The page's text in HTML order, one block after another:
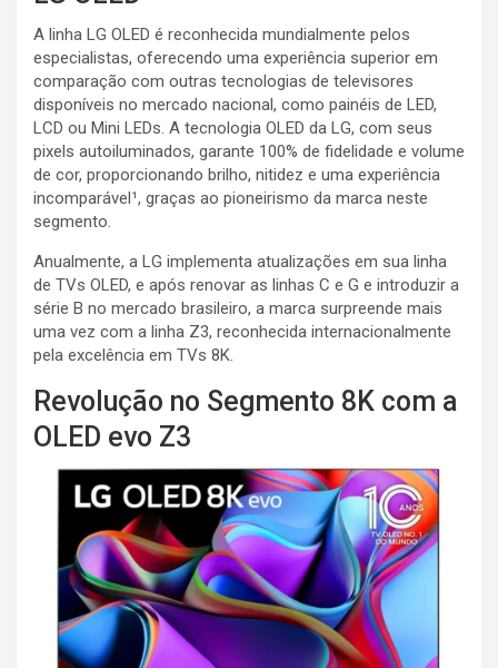
A linha LG OLED é reconhecida mundialmente pelos
especialistas, oferecendo uma experiência superior em
comparação com outras tecnologias de televisores
disponíveis no mercado nacional, como painéis de LED,
LCD ou Mini LEDs. A tecnologia OLED da LG, com seus
pixels autoiluminados, garante 100% de fidelidade e volume
de cor, proporcionando brilho, nitidez e uma experiência
incomparável¹, graças ao pioneirismo da marca neste
segmento.
Anualmente, a LG implementa atualizações em sua linha
de TVs OLED, e após renovar as linhas C e G e introduzir a
série B no mercado brasileiro, a marca surpreende mais
uma vez com a linha Z3, reconhecida internacionalmente
pela excelência em TVs 8K.
Revolução no Segmento 8K com a
OLED evo Z3